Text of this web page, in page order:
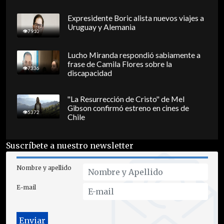
7910
Expresidente Boric alista nuevos viajes a
Uruguay y Alemania
7336
Lucho Miranda respondió sabiamente a
frase de Camila Flores sobre la
discapacidad
5372
"La Resurrección de Cristo" de Mel
Gibson confirmó estreno en cines de
Chile
Suscríbete a nuestro newsletter
Nombre y apellido
E-mail